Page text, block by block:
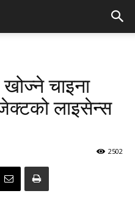
चाइना
लाइसेन्स
2502